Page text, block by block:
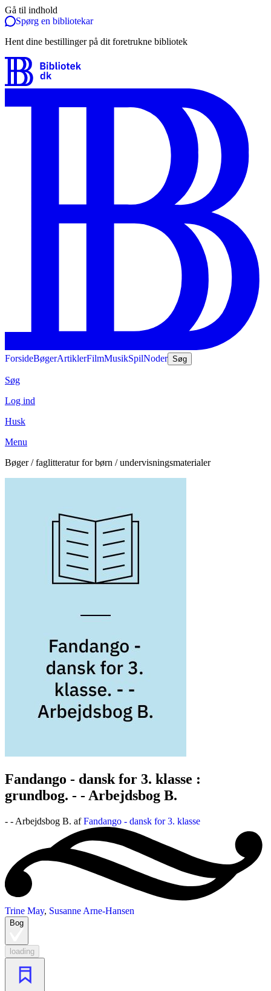
Gå til indhold
Spørg en bibliotekar
Hent dine bestillinger på dit foretrukne bibliotek
ForsideBøgerArtiklerFilmMusikSpilNoder Søg
Søg
Log ind
Husk
Menu
Bøger / faglitteratur for børn / undervisningsmaterialer
Fandango - dansk for 3. klasse :
grundbog. - - Arbejdsbog B.
- - Arbejdsbog B. afFandango - dansk for 3. klasse
Trine May, Susanne Arne-Hansen
Bog
loading